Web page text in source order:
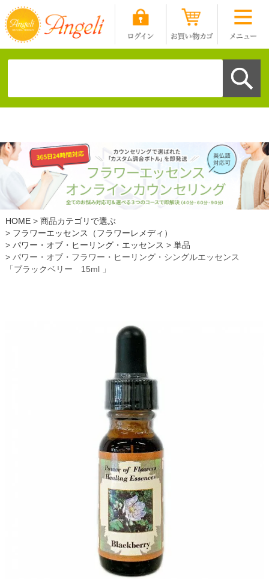
HOME
商品カテゴリで選ぶ
フラワーエッセンス（フラワーレメディ）
パワー・オブ・ヒーリング・エッセンス
単品
パワー・オブ・フラワー・ヒーリング・シングルエッセンス
「ブラックベリー 15ml 」